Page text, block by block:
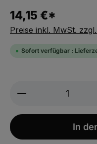
14,15 €*
Preise inkl. MwSt.
Sofort verfügbar :
Produkt
In